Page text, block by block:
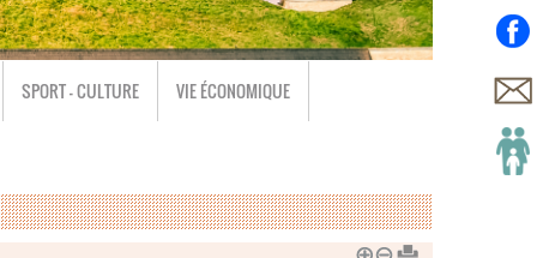
SPORT - CULTURE VIE ÉCONOMIQUE